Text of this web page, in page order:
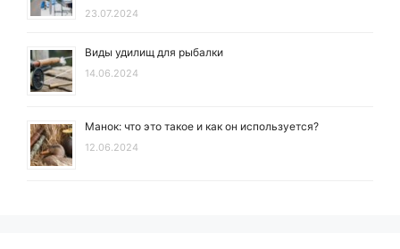
23.07.2024
Виды удилищ для рыбалки
14.06.2024
Манок: что это такое и как он используется?
12.06.2024